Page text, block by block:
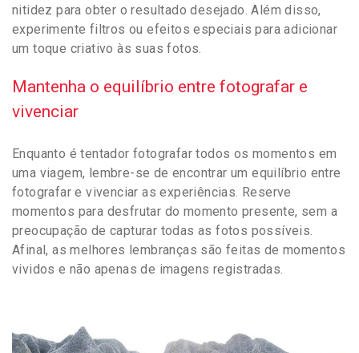
nitidez para obter o resultado desejado. Além disso,
experimente filtros ou efeitos especiais para adicionar
um toque criativo às suas fotos.
Mantenha o equilíbrio entre fotografar e
vivenciar
Enquanto é tentador fotografar todos os momentos em
uma viagem, lembre-se de encontrar um equilíbrio entre
fotografar e vivenciar as experiências. Reserve
momentos para desfrutar do momento presente, sem a
preocupação de capturar todas as fotos possíveis.
Afinal, as melhores lembranças são feitas de momentos
vividos e não apenas de imagens registradas.